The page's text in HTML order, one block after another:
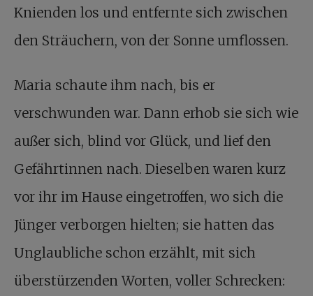
Knienden los und entfernte sich zwischen
den Sträuchern, von der Sonne umflossen.
Maria schaute ihm nach, bis er
verschwunden war. Dann erhob sie sich wie
außer sich, blind vor Glück, und lief den
Gefährtinnen nach. Dieselben waren kurz
vor ihr im Hause eingetroffen, wo sich die
Jünger verborgen hielten; sie hatten das
Unglaubliche schon erzählt, mit sich
überstürzenden Worten, voller Schrecken: